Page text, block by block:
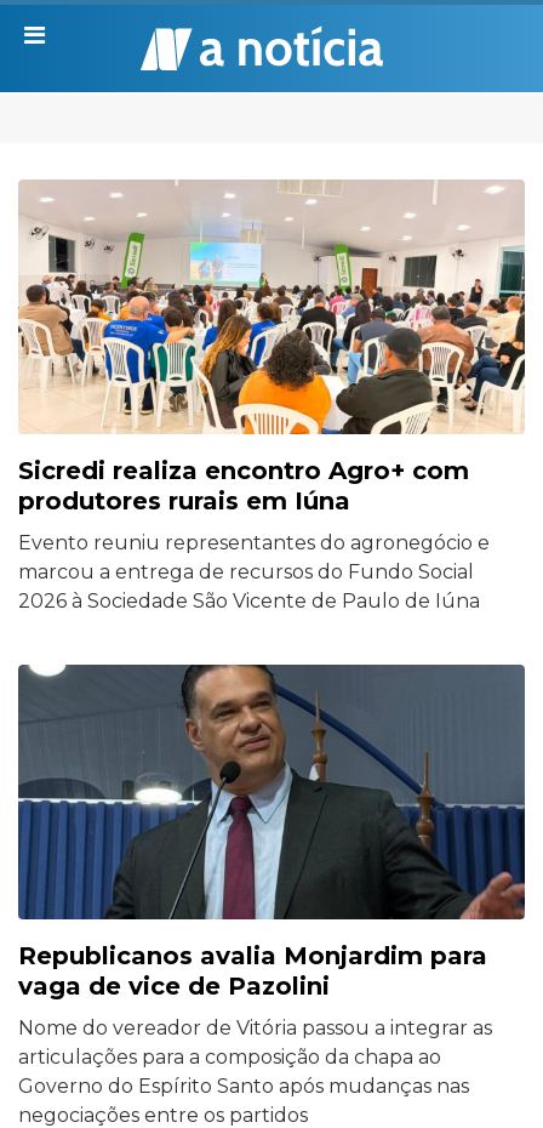
Sicredi realiza encontro Agro+ com
produtores rurais em Iúna
Evento reuniu representantes do agronegócio e
marcou a entrega de recursos do Fundo Social
2026 à Sociedade São Vicente de Paulo de Iúna
Republicanos avalia Monjardim para
vaga de vice de Pazolini
Nome do vereador de Vitória passou a integrar as
articulações para a composição da chapa ao
Governo do Espírito Santo após mudanças nas
negociações entre os partidos